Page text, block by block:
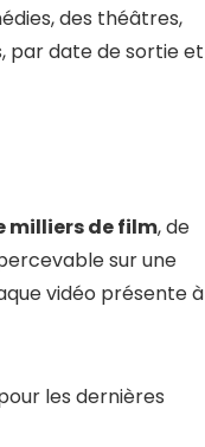
des théâtres,
par date de sortie et
milliers de film, de
sur une
vidéo présente à
les dernières